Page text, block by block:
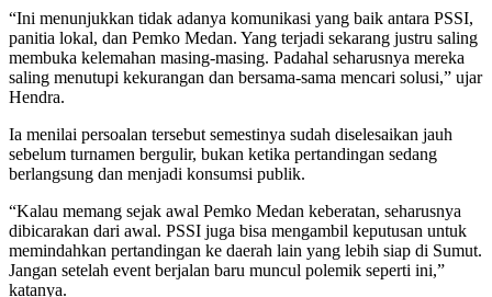
“Ini menunjukkan tidak adanya komunikasi yang baik antara PSSI,
panitia lokal, dan Pemko Medan. Yang terjadi sekarang justru saling
membuka kelemahan masing-masing. Padahal seharusnya mereka
saling menutupi kekurangan dan bersama-sama mencari solusi,” ujar
Hendra.
Ia menilai persoalan tersebut semestinya sudah diselesaikan jauh
sebelum turnamen bergulir, bukan ketika pertandingan sedang
berlangsung dan menjadi konsumsi publik.
“Kalau memang sejak awal Pemko Medan keberatan, seharusnya
dibicarakan dari awal. PSSI juga bisa mengambil keputusan untuk
memindahkan pertandingan ke daerah lain yang lebih siap di Sumut.
Jangan setelah event berjalan baru muncul polemik seperti ini,”
katanya.